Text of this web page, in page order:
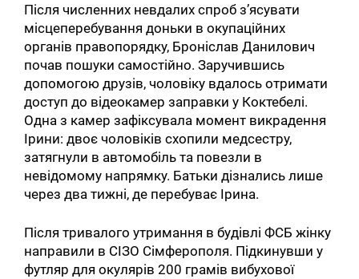
Після численних невдалих спроб з’ясувати
місцеперебування доньки в окупаційних
органів правопорядку, Броніслав Данилович
почав пошуки самостійно. Заручившись
допомогою друзів, чоловіку вдалось отримати
доступ до відеокамер заправки у Коктебелі.
Одна з камер зафіксувала момент викрадення
Ірини: двоє чоловіків схопили медсестру,
затягнули в автомобіль та повезли в
невідомому напрямку. Батьки дізнались лише
через два тижні, де перебуває Ірина.
Після тривалого утримання в будівлі ФСБ жінку
направили в СІЗО Сімферополя. Підкинувши у
футляр для окулярів 200 грамів вибухової